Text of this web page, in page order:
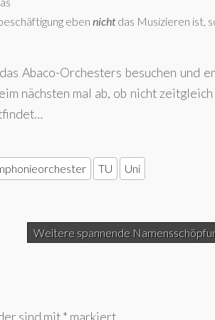
eben nichtdas Musizieren ist,
Abaco-Orchesters besuchen und
nächsten mal ab, ob nicht
TU Uni
Weitere spannende
sind mit* markiert